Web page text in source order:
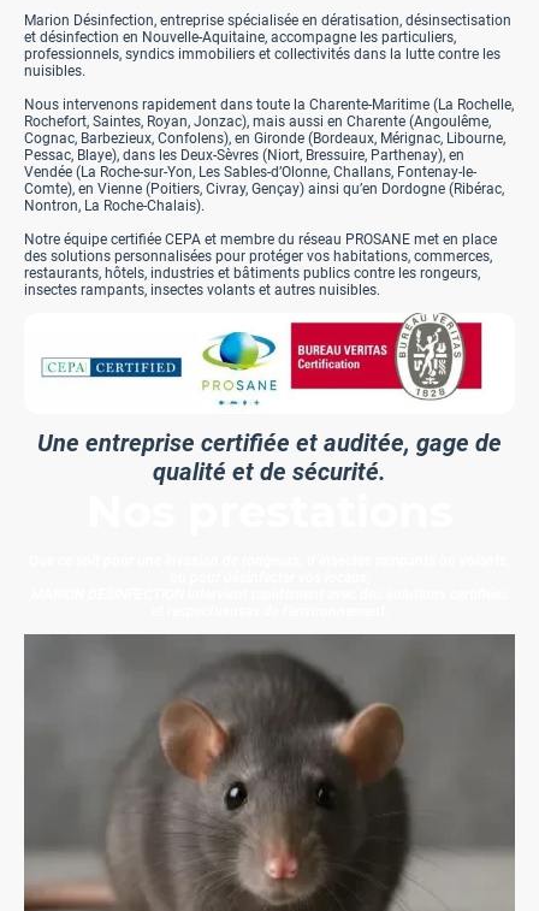
Marion Désinfection, entreprise spécialisée en dératisation, désinsectisation
et désinfection en Nouvelle-Aquitaine, accompagne les particuliers,
professionnels, syndics immobiliers et collectivités dans la lutte contre les
nuisibles.
Nous intervenons rapidement dans toute la Charente-Maritime (La Rochelle,
Rochefort, Saintes, Royan, Jonzac), mais aussi en Charente (Angoulême,
Cognac, Barbezieux, Confolens), en Gironde (Bordeaux, Mérignac, Libourne,
Pessac, Blaye), dans les Deux-Sèvres (Niort, Bressuire, Parthenay), en
Vendée (La Roche-sur-Yon, Les Sables-d’Olonne, Challans, Fontenay-le-
Comte), en Vienne (Poitiers, Civray, Gençay) ainsi qu’en Dordogne (Ribérac,
Nontron, La Roche-Chalais).
Notre équipe certifiée CEPA et membre du réseau PROSANE met en place
des solutions personnalisées pour protéger vos habitations, commerces,
restaurants, hôtels, industries et bâtiments publics contre les rongeurs,
insectes rampants, insectes volants et autres nuisibles.
Une entreprise certifiée et auditée, gage de
qualité et de sécurité.